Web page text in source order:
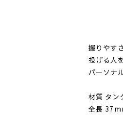
握りやす
投げる人
パーソナ
材質 タン
全長